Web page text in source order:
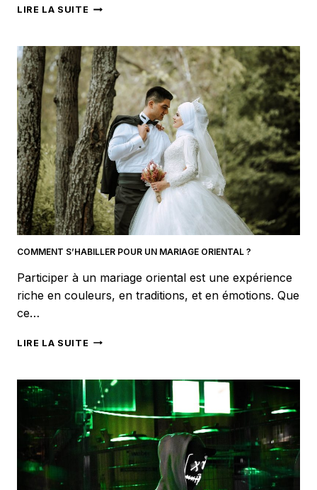
LIRE LA SUITE COMMENT
AVEC
UNE
CHEMISE
?
COMMENT S’HABILLER POUR UN MARIAGE ORIENTAL ?
Participer à un mariage oriental est une expérience
riche en couleurs, en traditions, et en émotions. Que
ce…
LIRE LA SUITE COMMENT
UN
MARIAGE
ORIENTAL
?